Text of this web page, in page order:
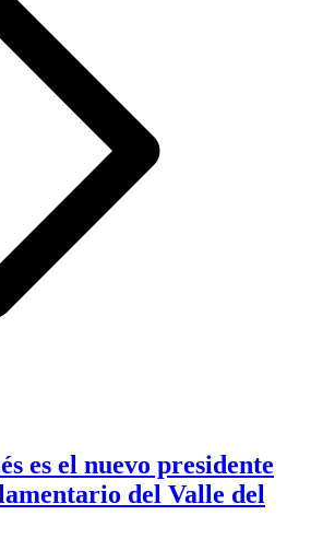
es el nuevo presidente
del Valle del